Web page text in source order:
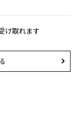
け取れます